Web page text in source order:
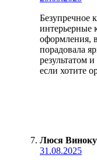
Безупречное
интерьерные
оформления,
порадовала
результатом
если хотите
Люся
31.08.2025